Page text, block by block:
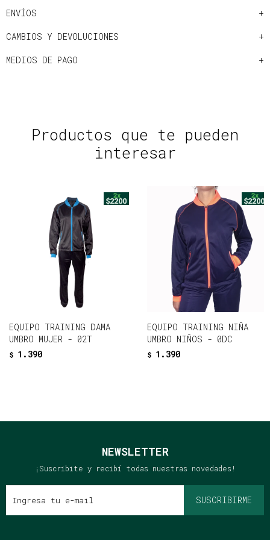
ENVÍOS
CAMBIOS Y DEVOLUCIONES
MEDIOS DE PAGO
Productos que te pueden
interesar
EQUIPO TRAINING DAMA
UMBRO MUJER - 02T
$ 1.390
EQUIPO TRAINING NIÑA
UMBRO NIÑOS - 0DC
$ 1.390
NEWSLETTER
¡Suscribite y recibí todas nuestras novedades!
SUSCRIBIRME